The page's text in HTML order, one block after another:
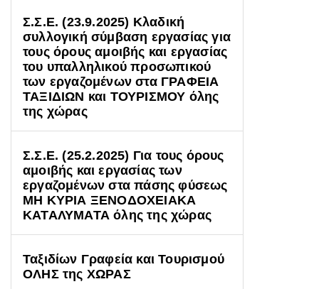
Σ.Σ.Ε. (23.9.2025) Κλαδική
συλλογική σύμβαση εργασίας για
τους όρους αμοιβής και εργασίας
του υπαλληλικού προσωπικού
των εργαζομένων στα ΓΡΑΦΕΙΑ
ΤΑΞΙΔΙΩΝ και ΤΟΥΡΙΣΜΟΥ όλης
της χώρας
Σ.Σ.Ε. (25.2.2025) Για τους όρους
αμοιβής και εργασίας των
εργαζομένων στα πάσης φύσεως
ΜΗ ΚΥΡΙΑ ΞΕΝΟΔΟΧΕΙΑΚΑ
ΚΑΤΑΛΥΜΑΤΑ όλης της χώρας
Ταξιδίων Γραφεία και Τουρισμού
ΟΛΗΣ της ΧΩΡΑΣ